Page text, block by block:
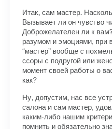
Итак, сам мастер.
Вызывает ли он чувство
Доброжелателен ли к
разумом и эмоциями, при
“мастер” вообще с
ссоры с подругой или
момент своей работы о
как?
Ну, допустим, нас все
салона и сам мастер,
каким-либо нашим
помнить и обязательно